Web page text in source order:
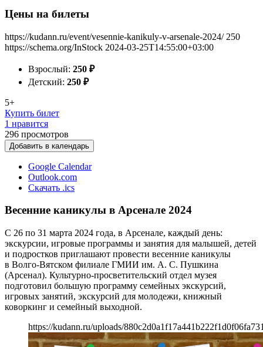
Цены на билеты
https://kudann.ru/event/vesennie-kanikuly-v-arsenale-2024/ 250
https://schema.org/InStock 2024-03-25T14:55:00+03:00
Взрослый: 250 ₽
Детский: 250 ₽
5+
Купить билет
1 нравится
296 просмотров
Добавить в календарь
Google Calendar
Outlook.com
Скачать .ics
Весенние каникулы в Арсенале 2024
С 26 по 31 марта 2024 года, в Арсенале, каждый день:
экскурсии, игровые программы и занятия для малышей, детей
и подростков приглашают провести весенние каникулы
в Волго-Вятском филиале ГМИИ им. А. С. Пушкина
(Арсенал). Культурно-просветительский отдел музея
подготовил большую программу семейных экскурсий,
игровых занятий, экскурсий для молодежи, книжный
коворкинг и семейный выходной.
https://kudann.ru/uploads/